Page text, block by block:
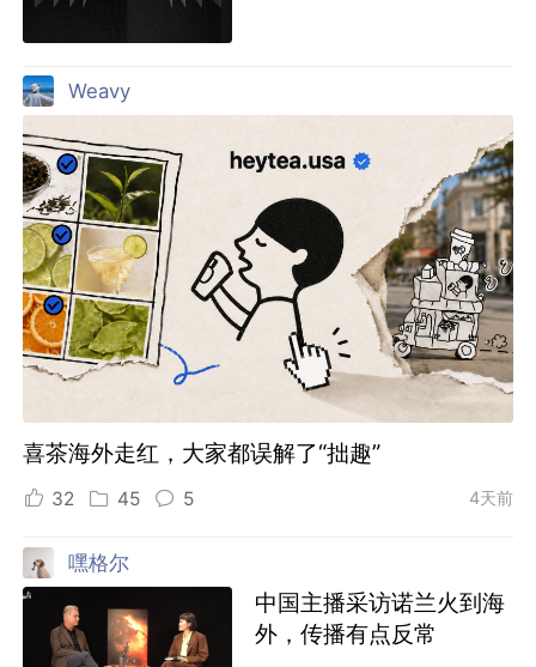
Weavy
喜茶海外走红，大家都误解了“拙趣”
32 45 5 4天前
嘿格尔
中国主播采访诺兰火到海
外，传播有点反常